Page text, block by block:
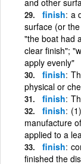
finish a
surface (or
"the boat had
clear finish";
apply evenly"
finish
physical or
finish
finish
manufacture
applied to a
finish
finished the